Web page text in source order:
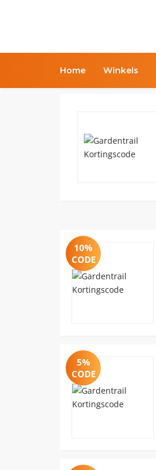
Home Winkels
10%
CODE
5%
CODE